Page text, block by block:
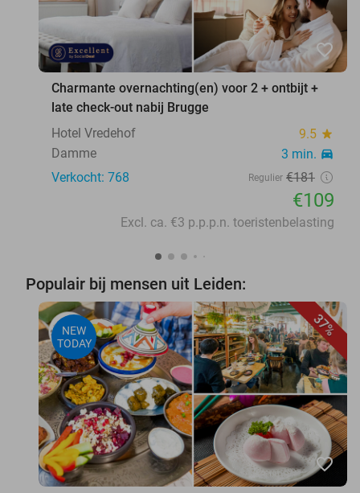
favorite_border
Charmante overnachting(en) voor 2 + ontbijt +
late check-out nabij Brugge
Hotel Vredehof
9.5 star
Damme 3 min. directions_car
Verkocht: 768 Regulier €181
€109
Excl. ca. €3 p.p.p.n. toeristenbelasting
Populair bij mensen uit Leiden:
37%
NEW
TODAY
favorite_border